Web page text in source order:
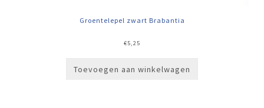
Groentelepel zwart Brabantia
€5,25
Toevoegen aan winkelwagen